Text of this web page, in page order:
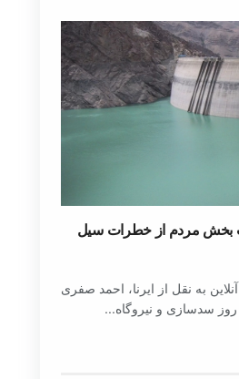
بخش مردم از خطرات سیل
به نقل از ایرنا، احمد صفری
سدسازی و نیروگاه...